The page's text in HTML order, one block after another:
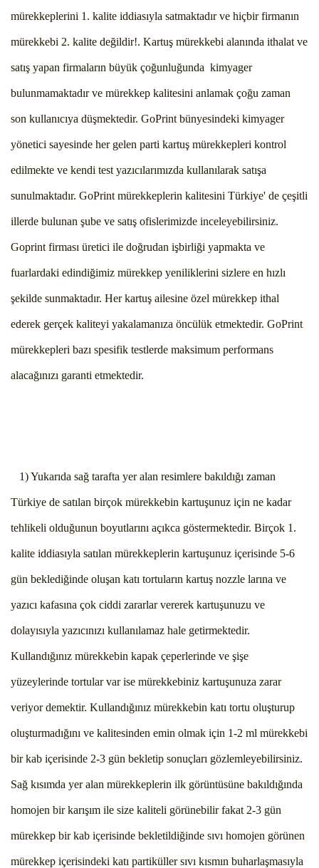
mürekkeplerini 1. kalite iddiasıyla satmaktadır ve hiçbir firmanın
mürekkebi 2. kalite değildir!. Kartuş mürekkebi alanında ithalat ve
satış yapan firmaların büyük çoğunluğunda kimyager
bulunmamaktadır ve mürekkep kalitesini anlamak çoğu zaman
son kullanıcıya düşmektedir. GoPrint bünyesindeki kimyager
yönetici sayesinde her gelen parti kartuş mürekkepleri kontrol
edilmekte ve kendi test yazıcılarımızda kullanılarak satışa
sunulmaktadır. GoPrint mürekkeplerin kalitesini Türkiye' de çeşitli
illerde bulunan şube ve satış ofislerimizde inceleyebilirsiniz.
Goprint firması üretici ile doğrudan işbirliği yapmakta ve
fuarlardaki edindiğimiz mürekkep yeniliklerini sizlere en hızlı
şekilde sunmaktadır. Her kartuş ailesine özel mürekkep ithal
ederek gerçek kaliteyi yakalamanıza öncülük etmektedir. GoPrint
mürekkepleri bazı spesifik testlerde maksimum performans
alacağınızı garanti etmektedir.
1) Yukarıda sağ tarafta yer alan resimlere bakıldığı zaman
Türkiye de satılan birçok mürekkebin kartuşunuz için ne kadar
tehlikeli olduğunun boyutlarını açıkca göstermektedir. Birçok 1.
kalite iddiasıyla satılan mürekkeplerin kartuşunuz içerisinde 5-6
gün beklediğinde oluşan katı tortuların kartuş nozzle larına ve
yazıcı kafasına çok ciddi zararlar vererek kartuşunuzu ve
dolayısıyla yazıcınızı kullanılamaz hale getirmektedir.
Kullandığınız mürekkebin kapak çeperlerinde ve şişe
yüzeylerinde tortular var ise mürekkebiniz kartuşunuza zarar
veriyor demektir. Kullandığınız mürekkebin katı tortu oluşturup
oluşturmadığını ve kalitesinden emin olmak için 1-2 ml mürekkebi
bir kab içerisinde 2-3 gün bekletip sonuçları gözlemleyebilirsiniz.
Sağ kısımda yer alan mürekkeplerin ilk görüntüsüne bakıldığında
homojen bir karışım ile size kaliteli görünebilir fakat 2-3 gün
mürekkep bir kab içerisinde bekletildiğinde sıvı homojen görünen
mürekkep içerisindeki katı partiküller sıvı kısmın buharlaşmasıyla